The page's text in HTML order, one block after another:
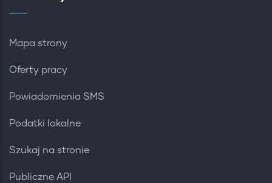
Mapa strony
Oferty pracy
Powiadomienia SMS
Podatki lokalne
Szukaj na stronie
Publiczne API